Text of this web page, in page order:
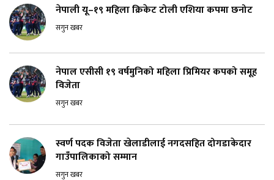
नेपाली यू–१९ महिला क्रिकेट टोली एशिया कपमा छनोट
सगुन खबर
नेपाल एसीसी १९ वर्षमुनिको महिला प्रिमियर कपको समूह
विजेता
सगुन खबर
स्वर्ण पदक विजेता खेलाडीलाई नगदसहित दोगडाकेदार
गाउँपालिकाको सम्मान
सगुन खबर